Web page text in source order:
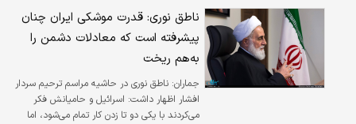
ناطق نوری: قدرت موشکی ایران چنان
پیشرفته است که معادلات دشمن را
به‌هم ریخت
جماران: ناطق نوری در حاشیه مراسم ترحیم سردار
افشار اظهار داشت: اسرائیل و حامیانش فکر
می‌کردند با یکی دو تا زدن کار تمام می‌شود، اما